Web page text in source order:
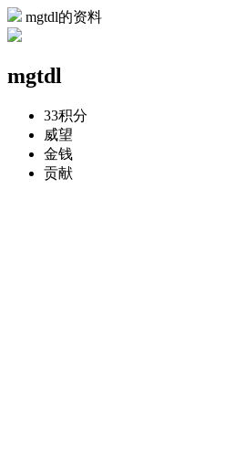
mgtdl的资料
mgtdl
33积分
威望
金钱
贡献